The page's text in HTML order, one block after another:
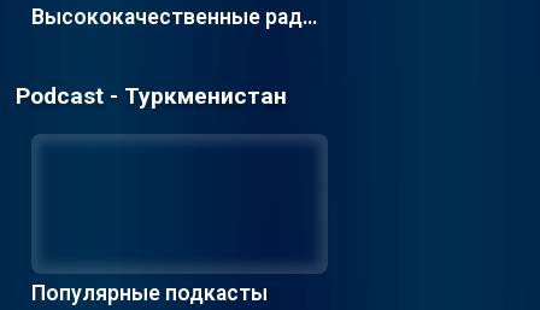
Высококачественные радио
Podcast - Туркменистан
Популярные подкасты